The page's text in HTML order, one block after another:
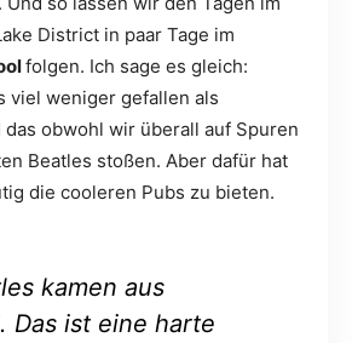
District in paar Tage im
folgen. Ich sage es gleich:
viel weniger gefallen als
das obwohl wir überall auf Spuren
Beatles stoßen. Aber dafür hat
die cooleren Pubs zu bieten.
kamen aus
Das ist eine harte